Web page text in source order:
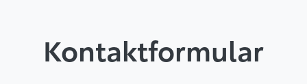
Kontaktformular